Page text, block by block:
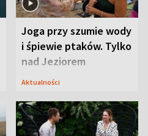
Joga przy szumie wody
i śpiewie ptaków. Tylko
nad Jeziorem
Tarnobrzeskim
Aktualności